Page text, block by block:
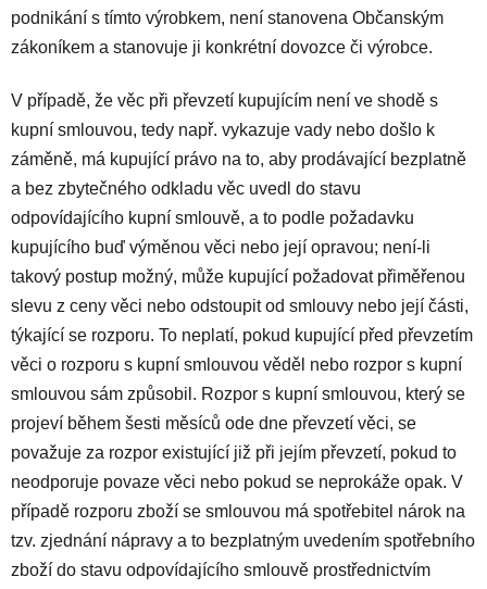
podnikání s tímto výrobkem, není stanovena Občanským
zákoníkem a stanovuje ji konkrétní dovozce či výrobce.
V případě, že věc při převzetí kupujícím není ve shodě s
kupní smlouvou, tedy např. vykazuje vady nebo došlo k
záměně, má kupující právo na to, aby prodávající bezplatně
a bez zbytečného odkladu věc uvedl do stavu
odpovídajícího kupní smlouvě, a to podle požadavku
kupujícího buď výměnou věci nebo její opravou; není-li
takový postup možný, může kupující požadovat přiměřenou
slevu z ceny věci nebo odstoupit od smlouvy nebo její části,
týkající se rozporu. To neplatí, pokud kupující před převzetím
věci o rozporu s kupní smlouvou věděl nebo rozpor s kupní
smlouvou sám způsobil. Rozpor s kupní smlouvou, který se
projeví během šesti měsíců ode dne převzetí věci, se
považuje za rozpor existující již při jejím převzetí, pokud to
neodporuje povaze věci nebo pokud se neprokáže opak. V
případě rozporu zboží se smlouvou má spotřebitel nárok na
tzv. zjednání nápravy a to bezplatným uvedením spotřebního
zboží do stavu odpovídajícího smlouvě prostřednictvím